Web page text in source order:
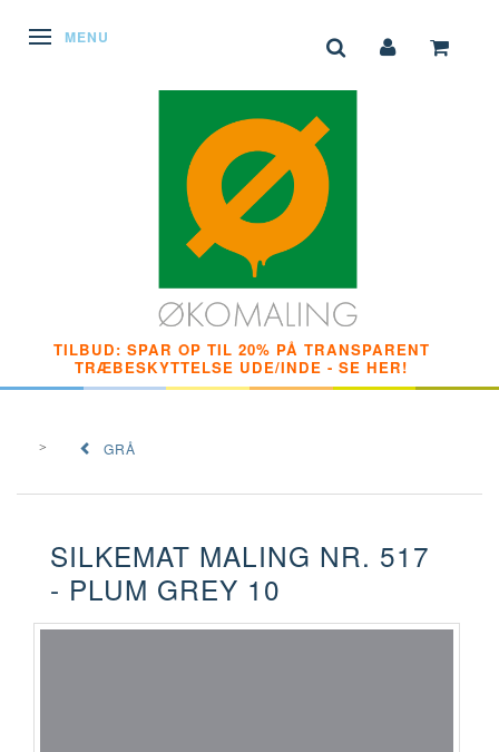
SKIFTE NAVIGATION
MENU
TILBUD: SPAR OP TIL 20% PÅ TRANSPARENT
TRÆBESKYTTELSE UDE/INDE - SE HER!
GRÅ
SILKEMAT MALING NR. 517
- PLUM GREY 10